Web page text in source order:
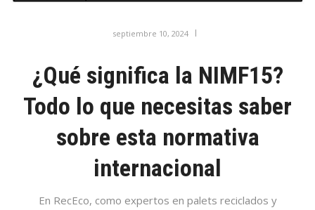
septiembre 10, 2024
¿Qué significa la NIMF15?
Todo lo que necesitas saber
sobre esta normativa
internacional
En RecEco, como expertos en palets reciclados y